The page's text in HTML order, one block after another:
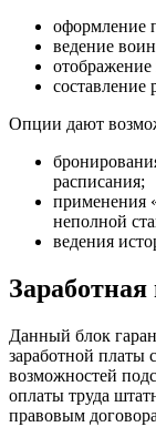
оформление
ведение
отображение
составление
Опции дают
расписания;
применения
неполной
ведения
Заработная
Данный блок
заработной платы
возможностей
оплаты труда
правовым